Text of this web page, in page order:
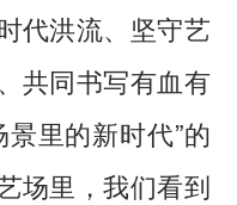
代洪流、坚守艺
共同书写有血有
里的新时代”的
场里，我们看到